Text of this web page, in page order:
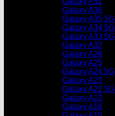
Galaxy A36
Galaxy A35 5G
Galaxy A34 5G
Galaxy A33 5G
Galaxy A32
Galaxy A26
Galaxy A25
Galaxy A24 5G
Galaxy A23
Galaxy A22 5G
Galaxy A22
Galaxy A16